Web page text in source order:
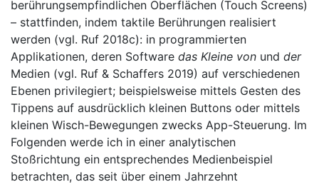
berührungsempfindlichen Oberflächen (Touch Screens)
– stattfinden, indem taktile Berührungen realisiert
werden (vgl. Ruf 2018c): in programmierten
Applikationen, deren Software das Kleine von und der
Medien (vgl. Ruf & Schaffers 2019) auf verschiedenen
Ebenen privilegiert; beispielsweise mittels Gesten des
Tippens auf ausdrücklich kleinen Buttons oder mittels
kleinen Wisch-Bewegungen zwecks App-Steuerung. Im
Folgenden werde ich in einer analytischen
Stoßrichtung ein entsprechendes Medienbeispiel
betrachten, das seit über einem Jahrzehnt